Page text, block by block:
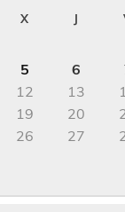
X J
5 6
12 13
19 20
26 27